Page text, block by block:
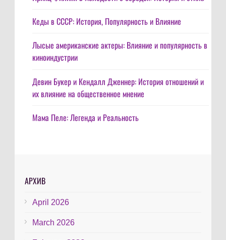
Кеды в СССР: История, Популярность и Влияние
Лысые американские актеры: Влияние и популярность в
киноиндустрии
Девин Букер и Кендалл Дженнер: История отношений и
их влияние на общественное мнение
Мама Пеле: Легенда и Реальность
АРХИВ
April 2026
March 2026